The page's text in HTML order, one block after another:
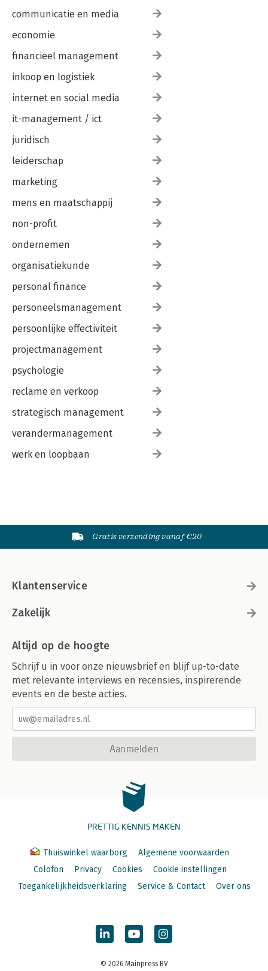
communicatie en media
economie
financieel management
inkoop en logistiek
internet en social media
it-management / ict
juridisch
leiderschap
marketing
mens en maatschappij
non-profit
ondernemen
organisatiekunde
personal finance
personeelsmanagement
persoonlijke effectiviteit
projectmanagement
psychologie
reclame en verkoop
strategisch management
verandermanagement
werk en loopbaan
Gratis verzending vanaf €20
Klantenservice
Zakelijk
Altijd op de hoogte
Schrijf u in voor onze nieuwsbrief en blijf up-to-date
met relevante interviews en recensies, inspirerende
events en de beste acties.
Aanmelden
PRETTIG KENNIS MAKEN
Thuiswinkel waarborg
Algemene voorwaarden
Colofon
Privacy Cookies
Cookie instellingen
Toegankelijkheidsverklaring
Service & Contact Over ons
© 2026 Mainpress BV